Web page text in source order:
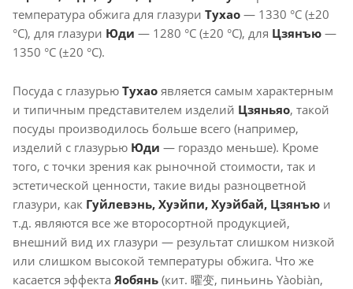
температура обжига для глазури Тухао — 1330 °C (±20
°C), для глазури Юди — 1280 °C (±20 °C), для Цзянъю —
1350 °C (±20 °C).
Посуда с глазурью Тухао является самым характерным
и типичным представителем изделий Цзяньяо, такой
посуды производилось больше всего (например,
изделий с глазурью Юди — гораздо меньше). Кроме
того, с точки зрения как рыночной стоимости, так и
эстетической ценности, такие виды разноцветной
глазури, как Гуйлевэнь, Хуэйпи, Хуэйбай, Цзянъю и
т.д. являются все же второсортной продукцией,
внешний вид их глазури — результат слишком низкой
или слишком высокой температуры обжига. Что же
касается эффекта Яобянь (кит. 曜变, пиньинь Yàobiàn,